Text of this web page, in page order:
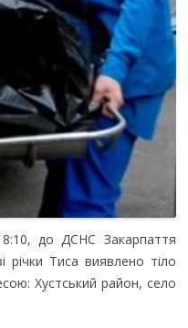
до ДСНС Закарпаття
Тиса виявлено тіло
Хустський район, село